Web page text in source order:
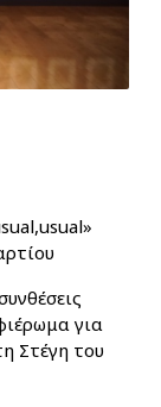
για
Στέγη του